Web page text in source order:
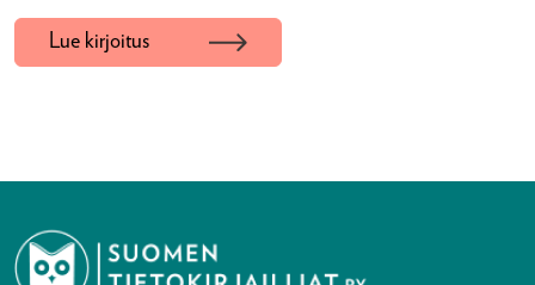
Lue kirjoitus